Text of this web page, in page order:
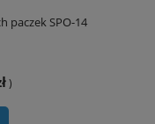
paczek SPO-14
)